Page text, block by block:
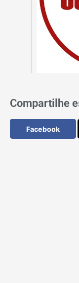
Compartilhe
Facebook